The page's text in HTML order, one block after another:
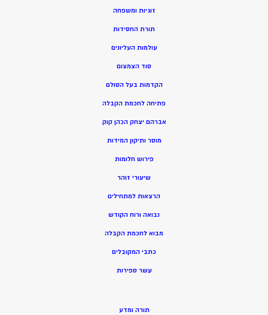
זוגיות ומשפחה
תורת החסידות
עולמות העליונים
סוד הצמצום
הקדמות בעל הסולם
פתיחה לחכמת הקבלה
אברהם יצחק הכהן קוק
מוסר ותיקון המידות
פירוש חלומות
שיעורי זוהר
הרצאות למתחילים
נבואה ורוח הקודש
מבוא לחכמת הקבלה
כתבי המקובלים
עשר ספירות
תורה ומדע